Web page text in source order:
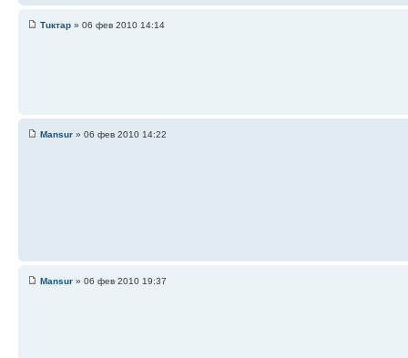
Тuктар » 06 фев 2010 14:14
Mansur » 06 фев 2010 14:22
Mansur » 06 фев 2010 19:37